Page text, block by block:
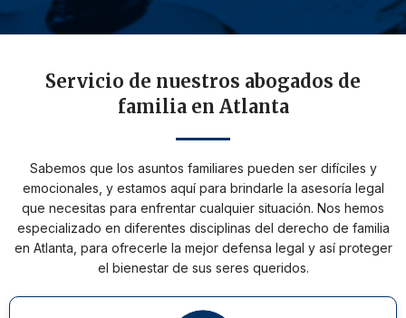
Servicio de nuestros abogados de
familia en Atlanta
Sabemos que los asuntos familiares pueden ser difíciles y
emocionales, y estamos aquí para brindarle la asesoría legal
que necesitas para enfrentar cualquier situación. Nos hemos
especializado en diferentes disciplinas del derecho de familia
en Atlanta, para ofrecerle la mejor defensa legal y así proteger
el bienestar de sus seres queridos.